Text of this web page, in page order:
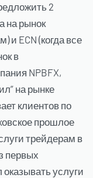
2
на рынок
и ECN (когда все
в
NPBFX,
на рынке
клиентов по
прошлое
трейдерам в
первых
услуги